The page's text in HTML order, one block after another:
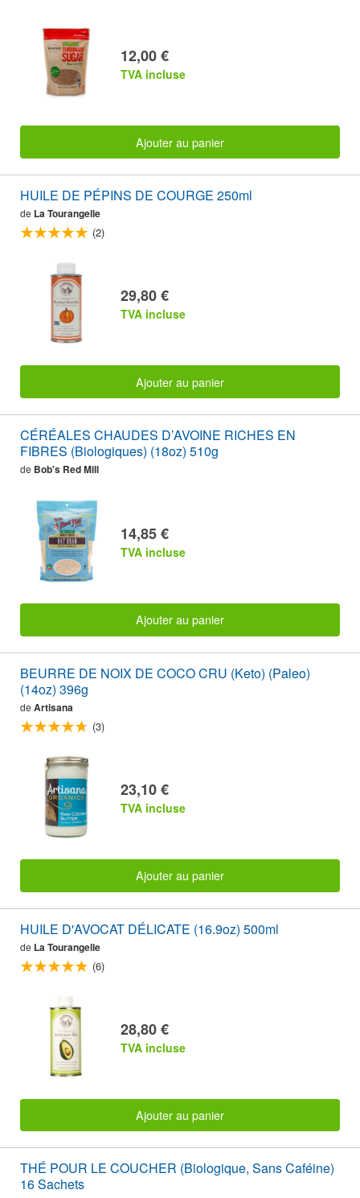
12,00 €
TVA incluse
Ajouter au panier
HUILE DE PÉPINS DE COURGE 250ml
de La Tourangelle
(2)
29,80 €
TVA incluse
Ajouter au panier
CÉRÉALES CHAUDES D’AVOINE RICHES EN
FIBRES (Biologiques) (18oz) 510g
de Bob's Red Mill
14,85 €
TVA incluse
Ajouter au panier
BEURRE DE NOIX DE COCO CRU (Keto) (Paleo)
(14oz) 396g
de Artisana
(3)
23,10 €
TVA incluse
Ajouter au panier
HUILE D'AVOCAT DÉLICATE (16.9oz) 500ml
de La Tourangelle
(6)
28,80 €
TVA incluse
Ajouter au panier
THÉ POUR LE COUCHER (Biologique, Sans Caféine)
16 Sachets